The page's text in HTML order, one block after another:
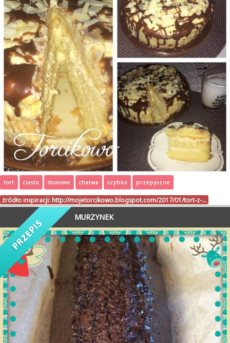
tort ciasto domowe chałwa szybko przepyszne
źródło inspiracji: http://mojetorcikowo.blogspot.com/2017/01/tort-z-…
MURZYNEK